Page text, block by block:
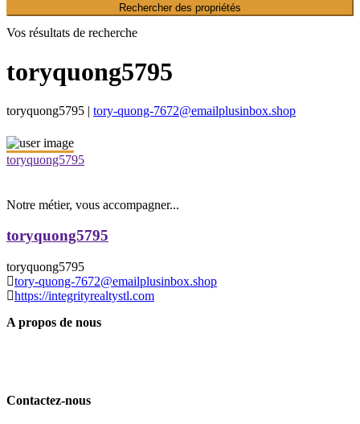
Rechercher des propriétés
Vos résultats de recherche
toryquong5795
toryquong5795 | tory-quong-7672@emailplusinbox.shop
toryquong5795
Notre métier, vous accompagner...
toryquong5795
toryquong5795
tory-quong-7672@emailplusinbox.shop
https://integrityrealtystl.com
A propos de nous
Contactez-nous